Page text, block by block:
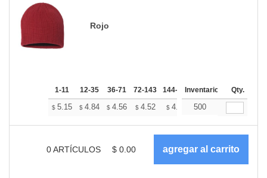
Rojo
1-11 12-35 36-71 72-143 144-287 288 + Más
Inventario Qty.
$ 5.15 $ 4.84 $ 4.56 $ 4.52 $ 4.45 $4.41
500
0ARTÍCULOS $ 0.00